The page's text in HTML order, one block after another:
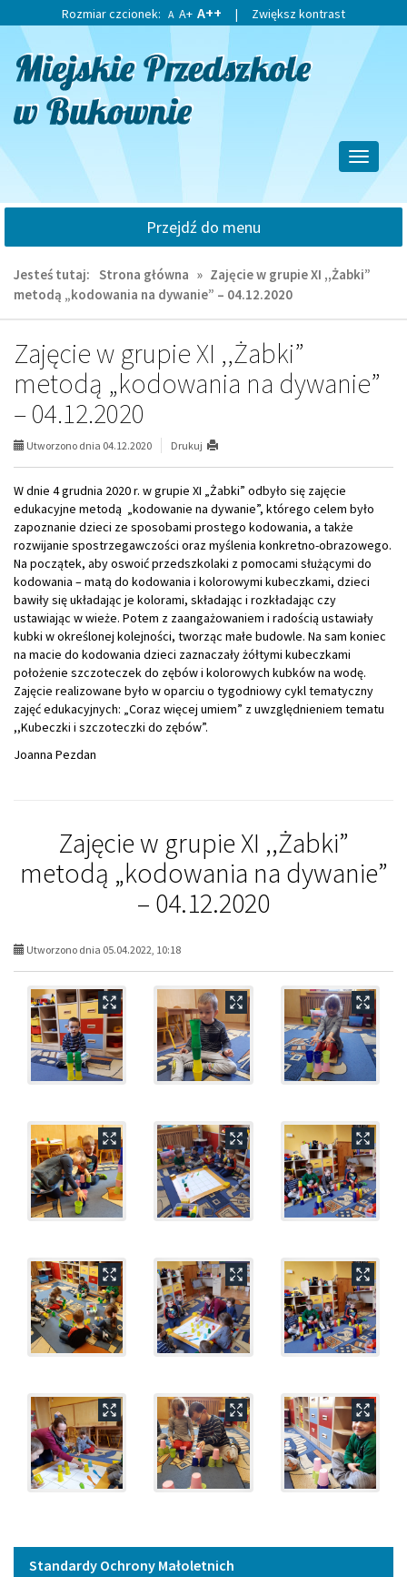
do
głównej
treści
do
wyszukiwarki
Rozmiar czcionek: A A+ A++ | Zwiększ kontrast
Przełącz
Przejdź do menu
Jesteś tutaj: Strona główna » Zajęcie w grupie XI ,,Żabki”
metodą „kodowania na dywanie” – 04.12.2020
Zajęcie w grupie XI ,,Żabki”
metodą „kodowania na dywanie”
– 04.12.2020
Utworzono dnia 04.12.2020 Drukuj
W dnie 4 grudnia 2020 r. w grupie XI „Żabki” odbyło się zajęcie
edukacyjne metodą „kodowanie na dywanie”, którego celem było
zapoznanie dzieci ze sposobami prostego kodowania, a także
rozwijanie spostrzegawczości oraz myślenia konkretno-obrazowego.
Na początek, aby oswoić przedszkolaki z pomocami służącymi do
kodowania – matą do kodowania i kolorowymi kubeczkami, dzieci
bawiły się układając je kolorami, składając i rozkładając czy
ustawiając w wieże. Potem z zaangażowaniem i radością ustawiały
kubki w określonej kolejności, tworząc małe budowle. Na sam koniec
na macie do kodowania dzieci zaznaczały żółtymi kubeczkami
położenie szczoteczek do zębów i kolorowych kubków na wodę.
Zajęcie realizowane było w oparciu o tygodniowy cykl tematyczny
zajęć edukacyjnych: „Coraz więcej umiem” z uwzględnieniem tematu
,,Kubeczki i szczoteczki do zębów”.
Joanna Pezdan
Zajęcie w grupie XI ,,Żabki”
metodą „kodowania na dywanie”
– 04.12.2020
Utworzono dnia 05.04.2022, 10:18
Menu
Standardy Ochrony Małoletnich